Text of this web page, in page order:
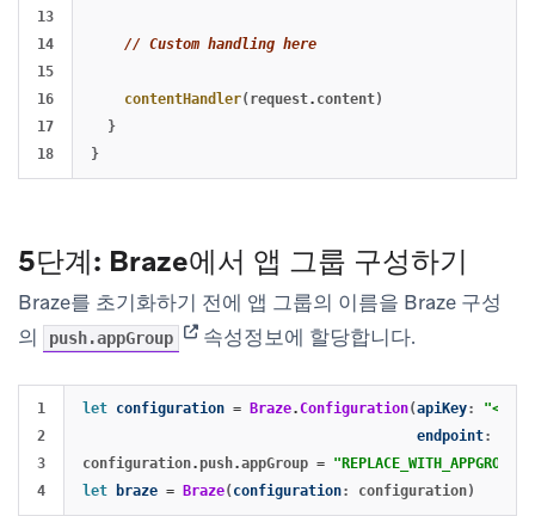
13
14
15
16
17
// Custom handling here
contentHandler( request. content)
}
}
5단계: Braze에서 앱 그룹 구성하기
Braze를 초기화하기 전에 앱 그룹의 이름을 Braze 구성
의
push.appGroup (opens in new tab)
속성정보에 할당합니다.
1
2
3
let configuration = Braze.Configuration(apiKey:
endpoint:
configuration. push.appGroup = "REPLACE_WITH_APPGROUP"
let
braze = Braze( configuration: configuration)